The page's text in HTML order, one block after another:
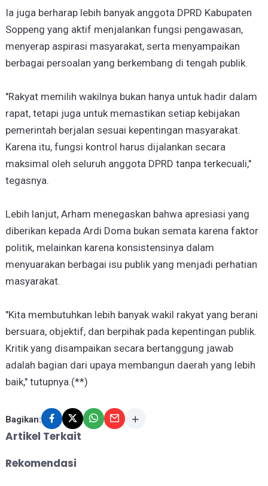
Ia juga berharap lebih banyak anggota DPRD Kabupaten
Soppeng yang aktif menjalankan fungsi pengawasan,
menyerap aspirasi masyarakat, serta menyampaikan
berbagai persoalan yang berkembang di tengah publik.
"Rakyat memilih wakilnya bukan hanya untuk hadir dalam
rapat, tetapi juga untuk memastikan setiap kebijakan
pemerintah berjalan sesuai kepentingan masyarakat.
Karena itu, fungsi kontrol harus dijalankan secara
maksimal oleh seluruh anggota DPRD tanpa terkecuali,"
tegasnya.
Lebih lanjut, Arham menegaskan bahwa apresiasi yang
diberikan kepada Ardi Doma bukan semata karena faktor
politik, melainkan karena konsistensinya dalam
menyuarakan berbagai isu publik yang menjadi perhatian
masyarakat.
"Kita membutuhkan lebih banyak wakil rakyat yang berani
bersuara, objektif, dan berpihak pada kepentingan publik.
Kritik yang disampaikan secara bertanggung jawab
adalah bagian dari upaya membangun daerah yang lebih
baik," tutupnya.(**)
Bagikan:
Artikel Terkait
Rekomendasi